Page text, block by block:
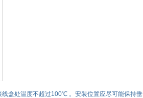
盒处温度不超过100℃ 。安装位置应尽可能保持垂